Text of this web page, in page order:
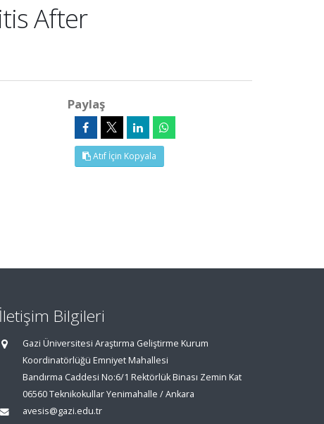
After
Paylaş
Atıf İçin Kopyala
İletişim Bilgileri
Gazi Üniversitesi Araştırma Geliştirme Kurum
Koordinatörlüğü Emniyet Mahallesi
Bandırma Caddesi No:6/1 Rektörlük Binası Zemin Kat
06560 Teknikokullar Yenimahalle / Ankara
avesis@gazi.edu.tr